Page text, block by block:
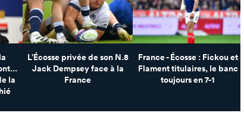
la
L’Écosse privée de son N.8
Jack Dempsey face à la
France
France - Écosse : Fickou et
Flament titulaires, le banc
toujours en 7-1